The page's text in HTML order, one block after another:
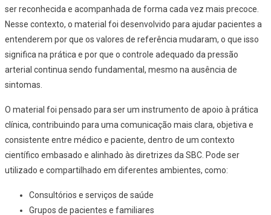
ser reconhecida e acompanhada de forma cada vez mais precoce.
Nesse contexto, o material foi desenvolvido para ajudar pacientes a
entenderem por que os valores de referência mudaram, o que isso
significa na prática e por que o controle adequado da pressão
arterial continua sendo fundamental, mesmo na ausência de
sintomas.
O material foi pensado para ser um instrumento de apoio à prática
clínica, contribuindo para uma comunicação mais clara, objetiva e
consistente entre médico e paciente, dentro de um contexto
científico embasado e alinhado às diretrizes da SBC. Pode ser
utilizado e compartilhado em diferentes ambientes, como:
Consultórios e serviços de saúde
Grupos de pacientes e familiares